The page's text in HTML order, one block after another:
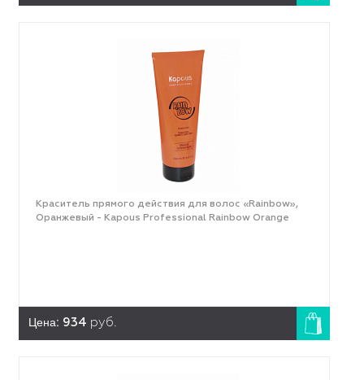
Краситель прямого действия для волос «Rainbow»,
Оранжевый - Kapous Professional Rainbow Orange
Цена: 934 руб.